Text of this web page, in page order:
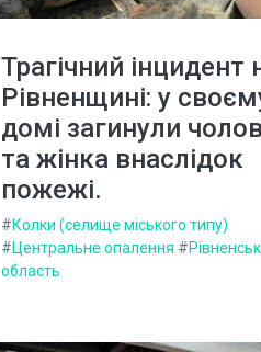
Трагічний інцидент
Рівненщині: у
домі загинули
та жінка внаслідок
пожежі.
#Колки (селище міського типу)
#Центральне опалення #
область